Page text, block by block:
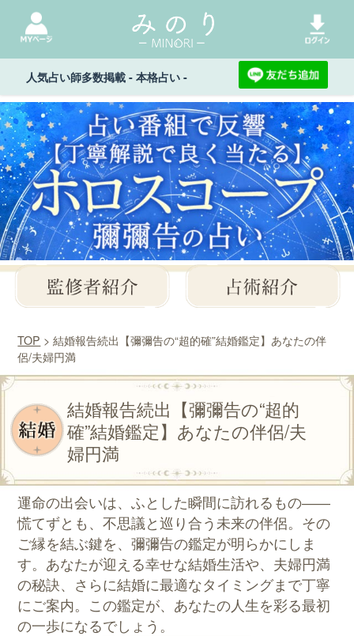
人気占い師多数掲載 - 本格占い -
TOP > 結婚報告続出【彌彌告の“超的確”結婚鑑定】あなたの伴
侶/夫婦円満
結婚報告続出【彌彌告の“超的
確”結婚鑑定】あなたの伴侶/夫
婦円満
運命の出会いは、ふとした瞬間に訪れるもの――
慌てずとも、不思議と巡り合う未来の伴侶。その
ご縁を結ぶ鍵を、彌彌告の鑑定が明らかにしま
す。あなたが迎える幸せな結婚生活や、夫婦円満
の秘訣、さらに結婚に最適なタイミングまで丁寧
にご案内。この鑑定が、あなたの人生を彩る最初
の一歩になるでしょう。